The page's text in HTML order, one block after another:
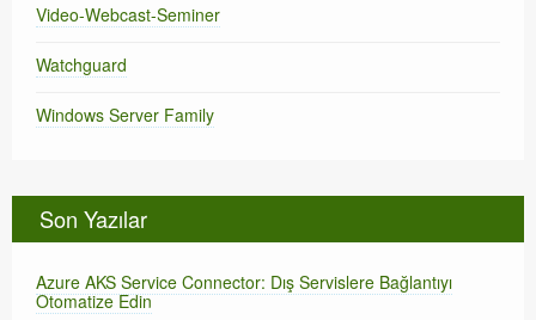
Video-Webcast-Seminer
Watchguard
Windows Server Family
Son Yazılar
Azure AKS Service Connector: Dış Servislere Bağlantıyı
Otomatize Edin